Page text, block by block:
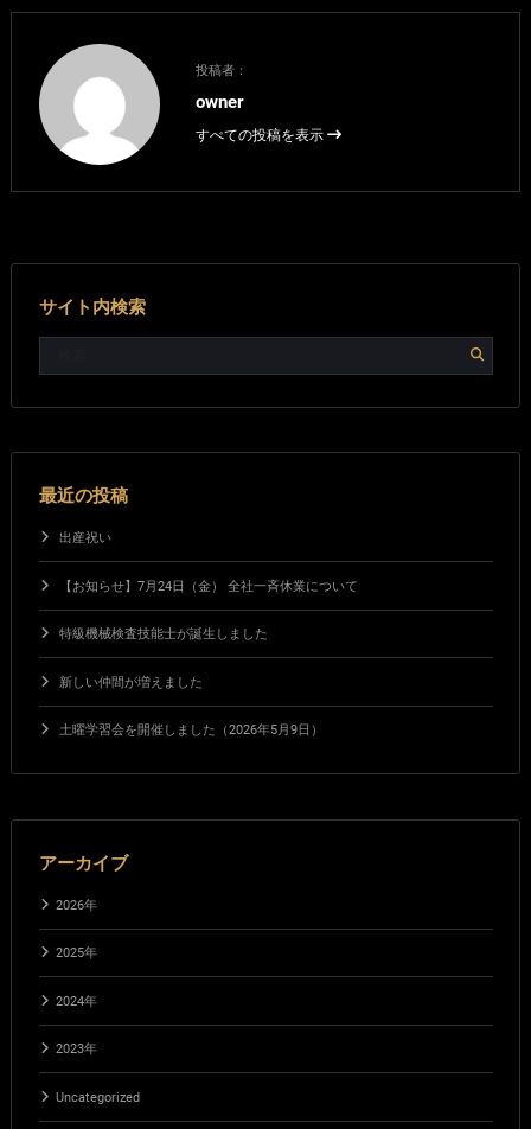
投稿者：
owner
すべての投稿を表示
サイト内検索
最近の投稿
出産祝い
【お知らせ】7月24日（金） 全社一斉休業について
特級機械検査技能士が誕生しました
新しい仲間が増えました
土曜学習会を開催しました（2026年5月9日）
アーカイブ
2026年
2025年
2024年
2023年
Uncategorized